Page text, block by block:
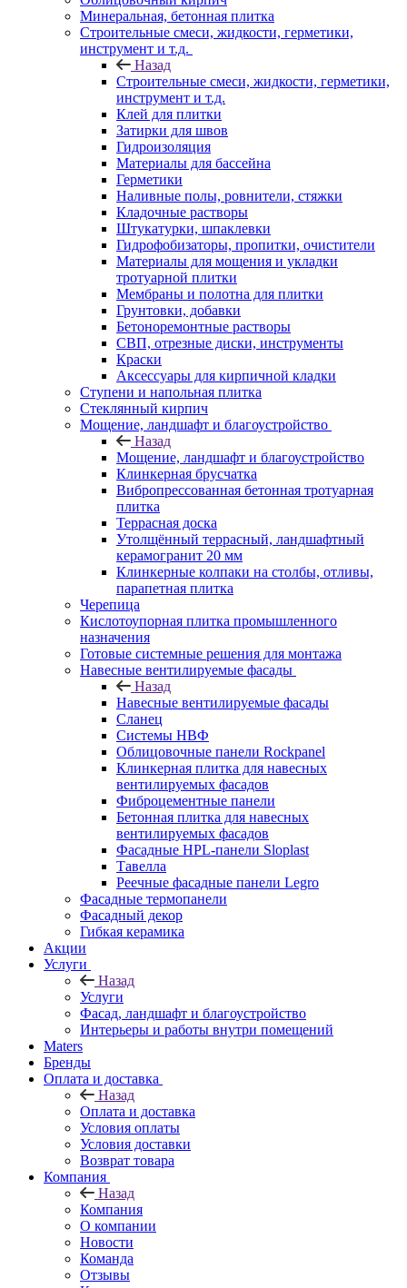
Минеральная, бетонная плитка
Строительные смеси, жидкости, герметики,
инструмент и т.д.
Назад
Строительные смеси, жидкости, герметики,
инструмент и т.д.
Клей для плитки
Затирки для швов
Гидроизоляция
Материалы для бассейна
Герметики
Наливные полы, ровнители, стяжки
Кладочные растворы
Штукатурки, шпаклевки
Гидрофобизаторы, пропитки, очистители
Материалы для мощения и укладки
тротуарной плитки
Мембраны и полотна для плитки
Грунтовки, добавки
Бетоноремонтные растворы
СВП, отрезные диски, инструменты
Краски
Аксессуары для кирпичной кладки
Ступени и напольная плитка
Cтеклянный кирпич
Мощение, ландшафт и благоустройство
Назад
Мощение, ландшафт и благоустройство
Клинкерная брусчатка
Вибропрессованная бетонная тротуарная
плитка
Террасная доска
Утолщённый террасный, ландшафтный
керамогранит 20 мм
Клинкерные колпаки на столбы, отливы,
парапетная плитка
Черепица
Кислотоупорная плитка промышленного
назначения
Готовые системные решения для монтажа
Навесные вентилируемые фасады
Назад
Навесные вентилируемые фасады
Сланец
Системы НВФ
Облицовочные панели Rockpanel
Клинкерная плитка для навесных
вентилируемых фасадов
Фиброцементные панели
Бетонная плитка для навесных
вентилируемых фасадов
Фасадные HPL-панели Sloplast
Тавелла
Реечные фасадные панели Legro
Фасадные термопанели
Фасадный декор
Гибкая керамика
Акции
Услуги
Назад
Услуги
Фасад, ландшафт и благоустройство
Интерьеры и работы внутри помещений
Maters
Бренды
Оплата и доставка
Назад
Оплата и доставка
Условия оплаты
Условия доставки
Возврат товара
Компания
Назад
Компания
О компании
Новости
Команда
Отзывы